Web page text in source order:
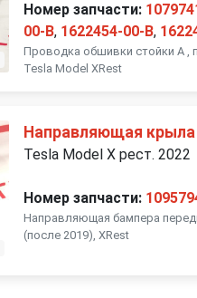
Номер запчасти:
00-B, 1622454-00-B,
Проводка обшивки стойки А ,
Tesla Model XRest
Направляющая
Tesla Model X рест. 2022
Номер запчасти:
Направляющая бампера
(после 2019), XRest